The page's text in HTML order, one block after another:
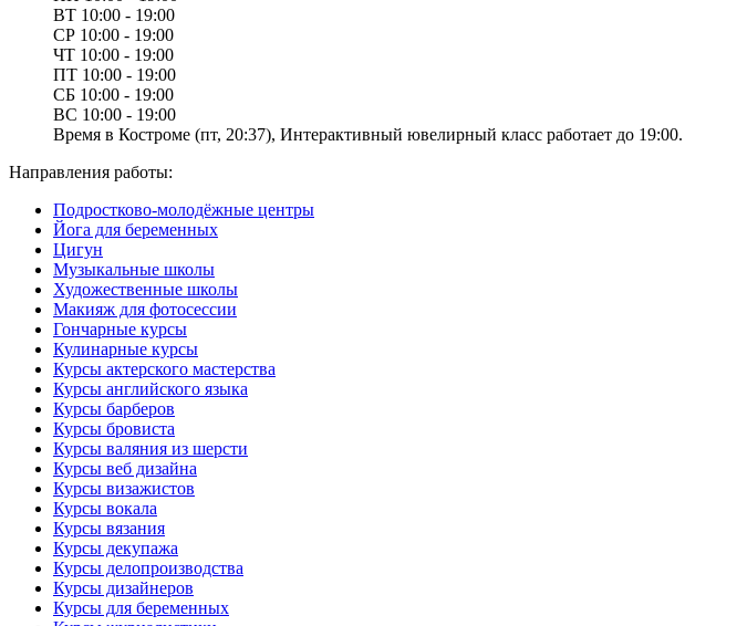
ВТ 10:00 - 19:00
СР 10:00 - 19:00
ЧТ 10:00 - 19:00
ПТ 10:00 - 19:00
СБ 10:00 - 19:00
ВС 10:00 - 19:00
Время в Костроме (пт, 20:37), Интерактивный ювелирный класс работает до 19:00.
Направления работы:
Подростково-молодёжные центры
Йога для беременных
Цигун
Музыкальные школы
Художественные школы
Макияж для фотосессии
Гончарные курсы
Кулинарные курсы
Курсы актерского мастерства
Курсы английского языка
Курсы барберов
Курсы бровиста
Курсы валяния из шерсти
Курсы веб дизайна
Курсы визажистов
Курсы вокала
Курсы вязания
Курсы декупажа
Курсы делопроизводства
Курсы дизайнеров
Курсы для беременных